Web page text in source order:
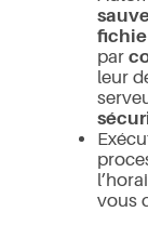
par
leur
vous